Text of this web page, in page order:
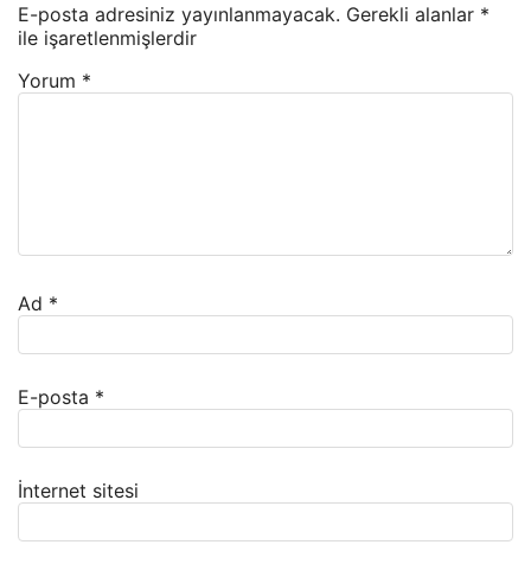
E-posta adresiniz yayınlanmayacak. Gerekli alanlar *
ile işaretlenmişlerdir
Yorum *
Ad *
E-posta *
İnternet sitesi